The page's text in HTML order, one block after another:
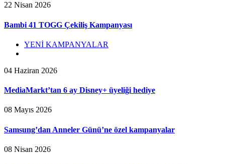
22 Nisan 2026
Bambi 41 TOGG Çekiliş Kampanyası
YENİ KAMPANYALAR
04 Haziran 2026
MediaMarkt’tan 6 ay Disney+ üyeliği hediye
08 Mayıs 2026
Samsung’dan Anneler Günü’ne özel kampanyalar
08 Nisan 2026